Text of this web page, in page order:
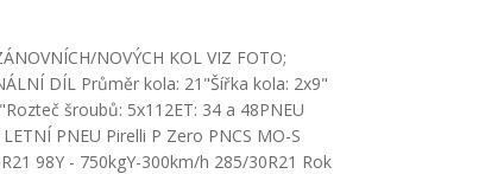
NOVÝCH KOL VIZ FOTO;
DÍL Průměr kola: 21"Šířka kola: 2x9"
šroubů: 5x112ET: 34 a 48PNEU
LETNÍ PNEU Pirelli P Zero PNCS MO-S
98Y - 750kgY-300km/h 285/30R21 Rok